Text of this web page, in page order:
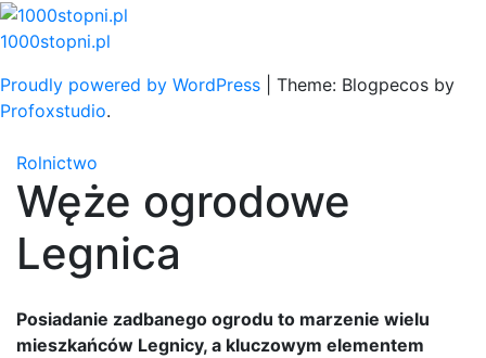
Skip
to
1000stopni.pl
Proudly powered by WordPress
Theme: Blogpecos by
Profoxstudio.
Rolnictwo
Węże ogrodowe
Legnica
Posiadanie zadbanego ogrodu to marzenie wielu
mieszkańców Legnicy, a kluczowym elementem